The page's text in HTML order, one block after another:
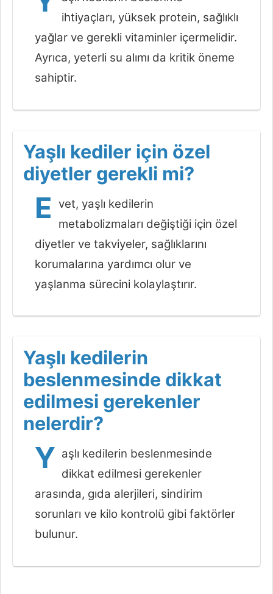
ihtiyaçları, yüksek protein, sağlıklı
yağlar ve gerekli vitaminler içermelidir.
Ayrıca, yeterli su alımı da kritik öneme
sahiptir.
Yaşlı kediler için özel
diyetler gerekli mi?
E vet, yaşlı kedilerin
metabolizmaları değiştiği için özel
diyetler ve takviyeler, sağlıklarını
korumalarına yardımcı olur ve
yaşlanma sürecini kolaylaştırır.
Yaşlı kedilerin
beslenmesinde dikkat
edilmesi gerekenler
nelerdir?
Y aşlı kedilerin beslenmesinde
dikkat edilmesi gerekenler
arasında, gıda alerjileri, sindirim
sorunları ve kilo kontrolü gibi faktörler
bulunur.